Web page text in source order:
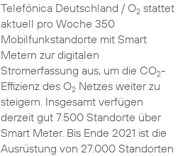
Telefónica Deutschland / O2stattet
aktuell pro Woche 350
Mobilfunkstandorte mit Smart
Metern zur digitalen
Stromerfassung aus, um die CO2-
Effizienz des O2Netzes weiter zu
steigern. Insgesamt verfügen
derzeit gut 7.500 Standorte über
Smart Meter. Bis Ende 2021 ist die
Ausrüstung von 27.000 Standorten